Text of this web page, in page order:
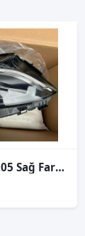
Mercedes C180 W205 Sağ Far Lambası Tek Mercek 2013-2016